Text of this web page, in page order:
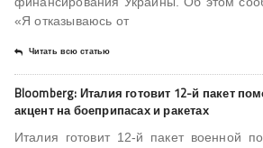
«Я отказываюсь от
Читать всю статью
Bloomberg: Италия готовит 12-й пакет
акцент на боеприпасах и ракетах
Италия готовит 12-й пакет военной